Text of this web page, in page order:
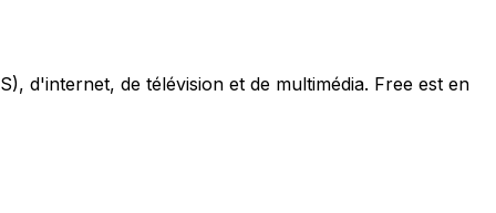
d'internet, de télévision et de multimédia. Free est en